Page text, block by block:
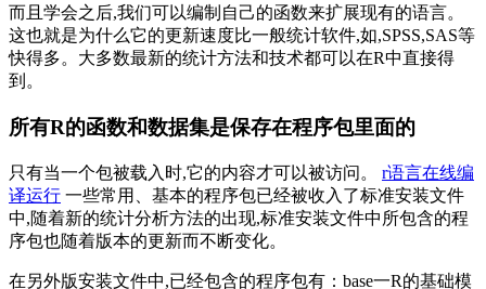
而且学会之后,我们可以编制自己的函数来扩展现有的语言。
这也就是为什么它的更新速度比一般统计软件,如,SPSS,SAS等
快得多。大多数最新的统计方法和技术都可以在R中直接得
到。
所有R的函数和数据集是保存在程序包里面的
只有当一个包被载入时,它的内容才可以被访问。 r语言在线编
译运行 一些常用、基本的程序包已经被收入了标准安装文件
中,随着新的统计分析方法的出现,标准安装文件中所包含的程
序包也随着版本的更新而不断变化。
在另外版安装文件中,已经包含的程序包有：base一R的基础模